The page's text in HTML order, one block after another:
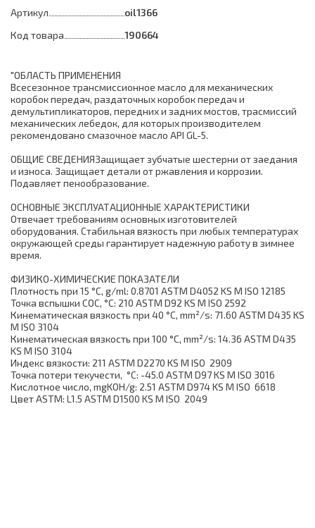
Артикул
oil1366
Код товара
190664
"ОБЛАСТЬ ПРИМЕНЕНИЯ
Всесезонное трансмиссионное масло для механических
коробок передач, раздаточных коробок передач и
демультипликаторов, передних и задних мостов, трасмиссий
механических лебедок, для которых производителем
рекомендовано смазочное масло API GL-5.
ОБЩИЕ СВЕДЕНИЯЗащищает зубчатые шестерни от заедания
и износа. Защищает детали от ржавления и коррозии.
Подавляет пенообразование.
ОСНОВНЫЕ ЭКСПЛУАТАЦИОННЫЕ ХАРАКТЕРИСТИКИ
Отвечает требованиям основных изготовителей
оборудования. Стабильная вязкость при любых температурах
окружающей среды гарантирует надежную работу в зимнее
время.
ФИЗИКО-ХИМИЧЕСКИЕ ПОКАЗАТЕЛИ
Плотность при 15 °С, g/ml: 0.8701 ASTM D4052 KS M ISO 12185
Точка вспышки СОС, °С: 210 ASTM D92 KS M ISO 2592
Кинематическая вязкость при 40 °С, mm²/s: 71.60 ASTM D435 KS
M ISO 3104
Кинематическая вязкость при 100 °С, mm²/s: 14.36 ASTM D435
KS M ISO 3104
Индекс вязкости: 211 ASTM D2270 KS M ISO 2909
Точка потери текучести, °С: -45.0 ASTM D97 KS M ISO 3016
Кислотное число, mgKOH/g: 2.51 ASTM D974 KS M ISO 6618
Цвет ASTM: L1.5 ASTM D1500 KS M ISO 2049